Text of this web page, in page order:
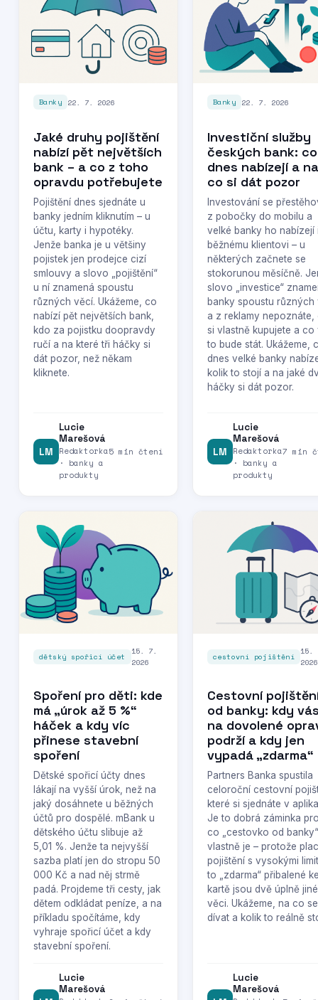
Banky 22. 7. 2026
Jaké druhy pojištění
nabízí pět největších
bank – a co z toho
opravdu potřebujete
Pojištění dnes sjednáte u
banky jedním kliknutím – u
účtu, karty i hypotéky.
Jenže banka je u většiny
pojistek jen prodejce cizí
smlouvy a slovo „pojištění“
u ní znamená spoustu
různých věcí. Ukážeme, co
nabízí pět největších bank,
kdo za pojistku doopravdy
ručí a na které tři háčky si
dát pozor, než někam
kliknete.
LM
Lucie
Marešová
Redaktorka
· banky a
produkty
5 min čtení
Banky 22. 7. 2026
Investiční služby
českých bank: co
dnes nabízejí a na
co si dát pozor
Investování se
z pobočky do mobilu a
velké banky ho nabízejí
běžnému klientovi – u
některých začnete se
stokorunou měsíčně.
slovo „investice“
banky spoustu různých
a z reklamy nepoznáte,
si vlastně kupujete a co
to bude stát. Ukážeme,
dnes velké banky
kolik to stojí a na jaké
háčky si dát pozor.
LM
Lucie
Marešová
Redaktorka
· banky a
produkty
7 min
dětský spořicí účet
15. 7.
2026
Spoření pro děti: kde
má „úrok až 5 %“
háček a kdy víc
přinese stavební
spoření
Dětské spořicí účty dnes
lákají na vyšší úrok, než na
jaký dosáhnete u běžných
účtů pro dospělé. mBank u
dětského účtu slibuje až
5,01 %. Jenže ta nejvyšší
sazba platí jen do stropu 50
000 Kč a nad něj strmě
padá. Projdeme tři cesty, jak
dětem odkládat peníze, a na
příkladu spočítáme, kdy
vyhraje spořicí účet a kdy
stavební spoření.
Lucie
Marešová
cestovní pojištění 15.
2026
Cestovní
od banky: kdy
na dovolené
podrží a kdy jen
vypadá „zdarma“
Partners Banka spustila
celoroční cestovní
které si sjednáte v
Je to dobrá záminka
co „cestovko od banky“
vlastně je – protože
pojištění s vysokými
to „zdarma“ přibalené
kartě jsou dvě úplně jiné
věci. Ukážeme, na co se
dívat a kolik to reálně
Lucie
Marešová